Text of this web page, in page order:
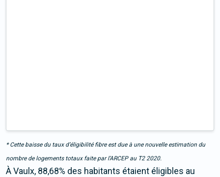
* Cette baisse du taux d’éligibilité fibre est due à une nouvelle estimation du
nombre de logements totaux faite par l’ARCEP au T2 2020.
À Vaulx, 88,68% des habitants étaient éligibles au